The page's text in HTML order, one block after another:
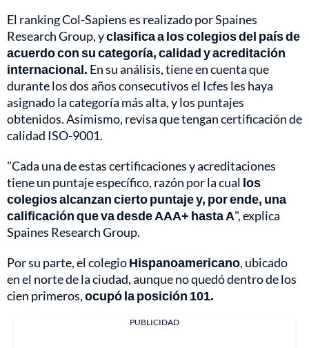
El ranking Col-Sapiens es realizado por Spaines
Research Group, yclasifica a los colegios del país de
acuerdo con su categoría, calidad y acreditación
internacional. En su análisis, tiene en cuenta que
durante los dos años consecutivos el Icfes les haya
asignado la categoría más alta, y los puntajes
obtenidos. Asimismo, revisa que tengan certificación de
calidad ISO-9001.
"Cada una de estas certificaciones y acreditaciones
tiene un puntaje específico, razón por la cual los
colegios alcanzan cierto puntaje y, por ende, una
calificación que va desde AAA+ hasta A", explica
Spaines Research Group.
Por su parte, el colegioHispanoamericano, ubicado
en el norte de la ciudad, aunque no quedó dentro de los
cien primeros,ocupó la posición 101.
PUBLICIDAD